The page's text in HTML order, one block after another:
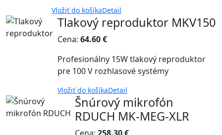
Vložiť do košíkaDetail
Tlakový reproduktor MKV150
Cena:64.60 €
Profesionálny 15W tlakový reproduktor
pre 100 V rozhlasové systémy
Vložiť do košíkaDetail
Šnúrový mikrofón
RDUCH MK-MEG-XLR